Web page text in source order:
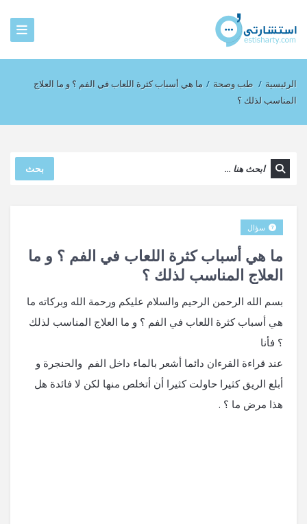
الرئيسية / طب وصحة / ما هي أسباب كثرة اللعاب في الفم ؟ و ما العلاج
المناسب لذلك ؟
بحث
ما هي أسباب كثرة اللعاب في الفم ؟ و ما
العلاج المناسب لذلك ؟
سؤال
بسم الله الرحمن الرحيم والسلام عليكم ورحمة الله وبركاته ما
هي أسباب كثرة اللعاب في الفم ؟ و ما العلاج المناسب لذلك
؟ فأنا
عند قراءة القرءان دائما أشعر بالماء داخل الفم والحنجرة و
أبلع الريق كثيرا حاولت كثيرا أن أتخلص منها لكن لا فائدة هل
هذا مرض ما ؟ .